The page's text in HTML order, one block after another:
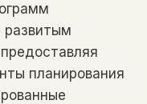
развитым
планирования